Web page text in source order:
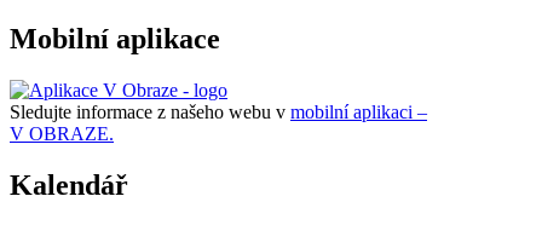
Mobilní aplikace
Sledujte informace z našeho webu v mobilní aplikaci –
V OBRAZE.
Kalendář